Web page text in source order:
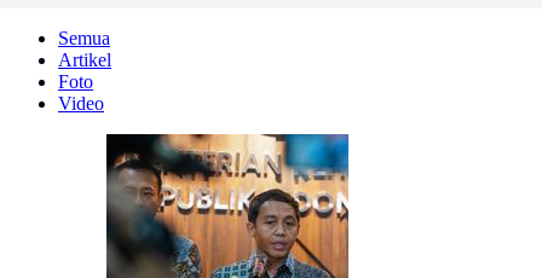
Semua
Artikel
Foto
Video